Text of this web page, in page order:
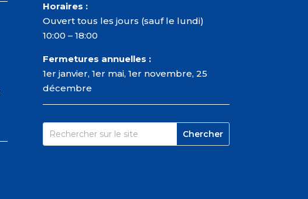
Horaires :
Ouvert tous les jours (sauf le lundi)
10:00 – 18:00
Fermetures annuelles :
1er janvier, 1er mai, 1er novembre, 25
décembre